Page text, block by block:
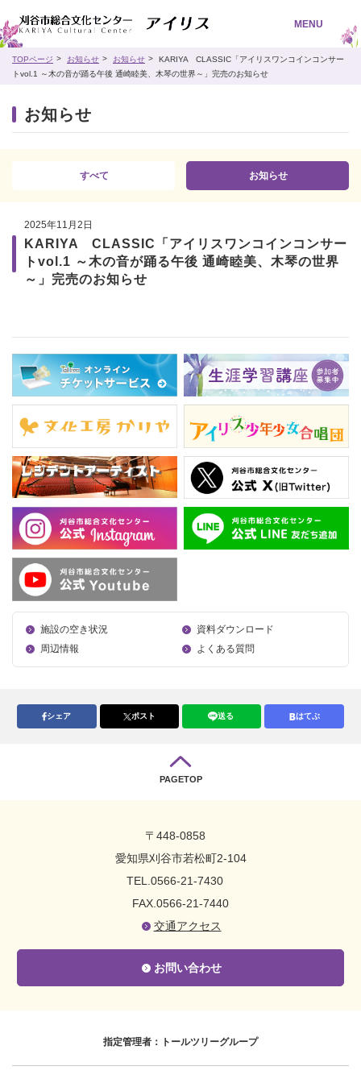
MENU
TOPページ お知らせ お知らせ
KARIYA CLASSIC「アイリスワンコインコンサー
トvol.1 ～木の音が踊る午後 通崎睦美、木琴の世界～」完売のお知らせ
お知らせ
すべて お知らせ
2025年11月2日
KARIYA CLASSIC「アイリスワンコインコンサー
トvol.1 ～木の音が踊る午後 通崎睦美、木琴の世界
～」完売のお知らせ
施設の空き状況
資料ダウンロード
周辺情報
よくある質問
シェア ポスト 送る はてぶ
PAGETOP
〒448-0858
愛知県刈谷市若松町2-104
TEL.0566-21-7430
FAX.0566-21-7440
交通アクセス
お問い合わせ
指定管理者：トールツリーグループ